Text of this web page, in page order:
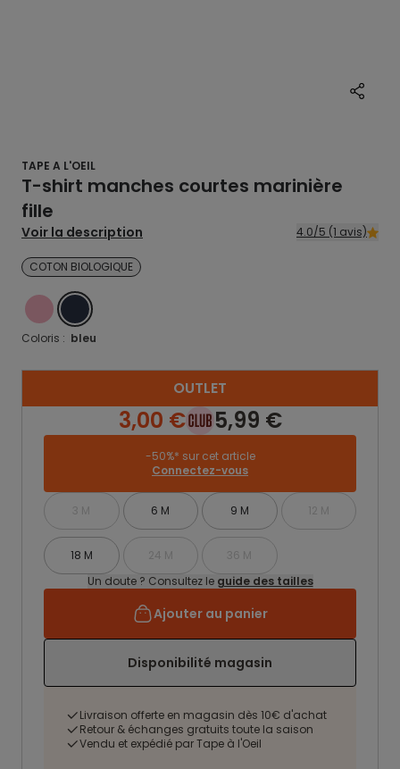
TAPE A L'OEIL
T-shirt manches courtes marinière
fille
Voir la description 4.0/5 (1 avis)
COTON BIOLOGIQUE
ROSEBLEU
Coloris : bleu
OUTLET
3,00 € 5,99 €
-50%* sur cet article
Connectez-vous
3 M 6 M 9 M 12 M
18 M 24 M
36 M
Un doute ? Consultez le guide des tailles
Ajouter au panier
Disponibilité magasin
Livraison offerte en magasin dès 10€ d'achat
Retour & échanges gratuits toute la saison
Vendu et expédié par Tape à l'Oeil